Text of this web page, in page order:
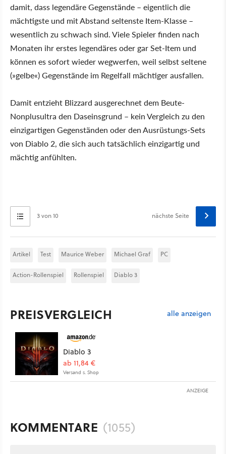
damit, dass legendäre Gegenstände – eigentlich die
mächtigste und mit Abstand seltenste Item-Klasse –
wesentlich zu schwach sind. Viele Spieler finden nach
Monaten ihr erstes legendäres oder gar Set-Item und
können es sofort wieder wegwerfen, weil selbst seltene
(»gelbe«) Gegenstände im Regelfall mächtiger ausfallen.
Damit entzieht Blizzard ausgerechnet dem Beute-
Nonplusultra den Daseinsgrund – kein Vergleich zu den
einzigartigen Gegenständen oder den Ausrüstungs-Sets
von Diablo 2, die sich auch tatsächlich einzigartig und
mächtig anfühlten.
3 von 10 nächste Seite
Artikel Test Maurice Weber Michael Graf PC
Action-Rollenspiel Rollenspiel Diablo 3
PREISVERGLEICH alle anzeigen
Diablo 3
ab 11,84 €
Versand s. Shop
ANZEIGE
KOMMENTARE (1055)